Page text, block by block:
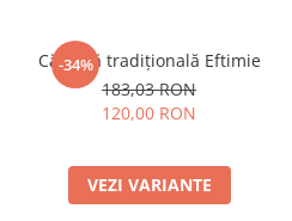
-34%
Cămașă tradițională Eftimie
183,03 RON
120,00 RON
VEZI VARIANTE